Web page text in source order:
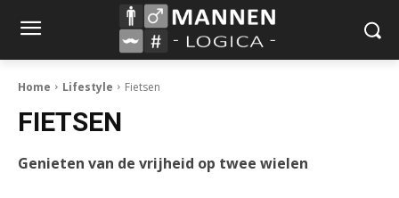
Home Lifestyle Fietsen
FIETSEN
Genieten van de vrijheid op twee wielen